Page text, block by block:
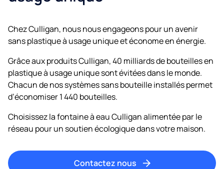
Chez Culligan, nous nous engageons pour un avenir
sans plastique à usage unique et économe en énergie.
Grâce aux produits Culligan, 40 milliards de bouteilles en
plastique à usage unique sont évitées dans le monde.
Chacun de nos systèmes sans bouteille installés permet
d’économiser 1 440 bouteilles.
Choisissez la fontaine à eau Culligan alimentée par le
réseau pour un soutien écologique dans votre maison.
Contactez nous